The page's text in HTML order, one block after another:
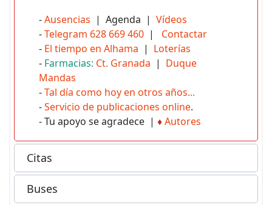
-Ausencias | Agenda | Vídeos
-Telegram 628 669 460 | Contactar
- El tiempo en Alhama | Loterías
- Farmacias: Ct. Granada | Duque
Mandas
-Tal día como hoy en otros años...
-Servicio de publicaciones online.
- Tu apoyo se agradece | ♦Autores
Citas
Buses